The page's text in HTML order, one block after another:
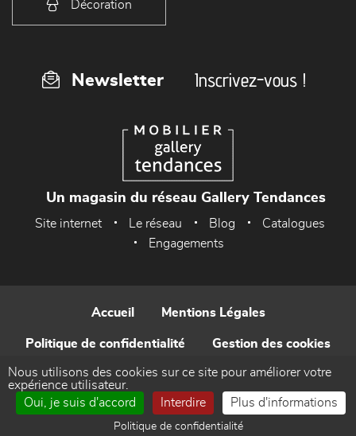
Décoration
Newsletter Inscrivez-vous !
Un magasin du réseau Gallery Tendances
Site internet Le réseau Blog
Catalogues
Engagements
Accueil Mentions Légales
Politique de confidentialité Gestion des cookies
Contact
Réalisé par WEB Enseignes
Nous utilisons des cookies sur ce site pour améliorer votre
expérience utilisateur.
Oui, je suis d'accord
Interdire Plus d'informations
Politique de confidentialité